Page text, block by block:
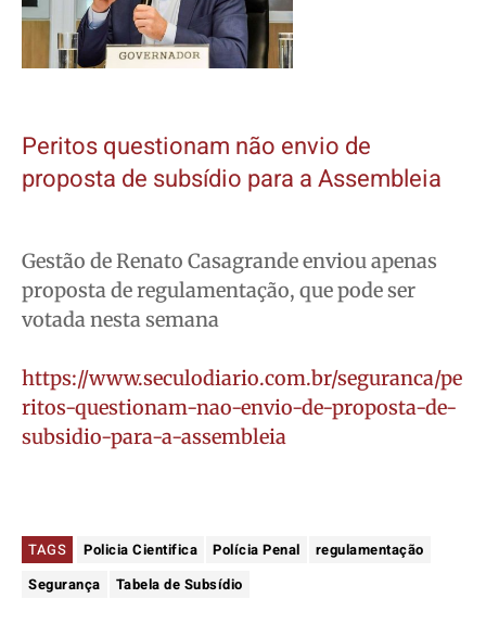
Peritos questionam não envio de
proposta de subsídio para a Assembleia
Gestão de Renato Casagrande enviou apenas
proposta de regulamentação, que pode ser
votada nesta semana
https://www.seculodiario.com.br/seguranca/pe
ritos-questionam-nao-envio-de-proposta-de-
subsidio-para-a-assembleia
TAGS Policia Cientifica Polícia Penal
regulamentação
Segurança
Tabela de Subsídio